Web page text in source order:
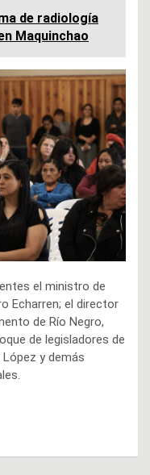
de radiología
Maquinchao
el ministro de
Echarren; el director
de Río Negro,
de legisladores de
y demás